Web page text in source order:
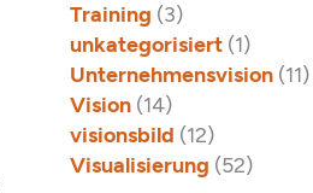
Training (3)
unkategorisiert (1)
Unternehmensvision (11)
Vision (14)
visionsbild (12)
Visualisierung (52)